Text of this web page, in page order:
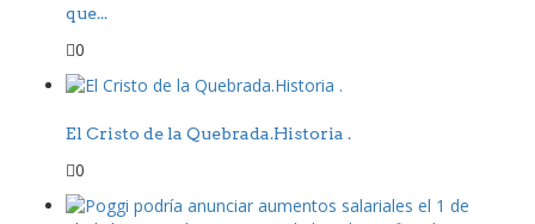
que...
0
El Cristo de la Quebrada.Historia .
0